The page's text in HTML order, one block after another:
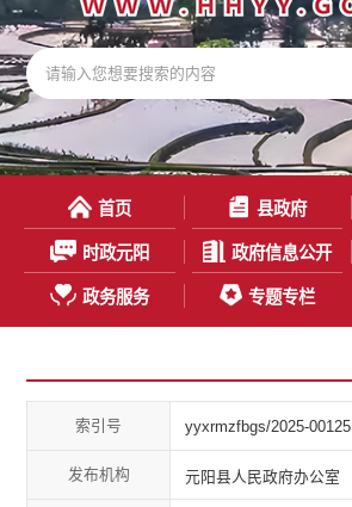
首页 县政府
时政元阳 政府信息公开
政务服务 专题专栏
索引号 yyxrmzfbgs/2025-00125
发布机构 元阳县人民政府办公室